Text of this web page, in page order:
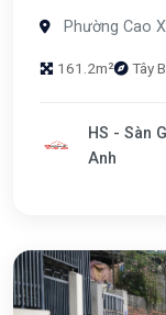
Phường Cao
161.2m² Tây
HS - Sàn
Anh